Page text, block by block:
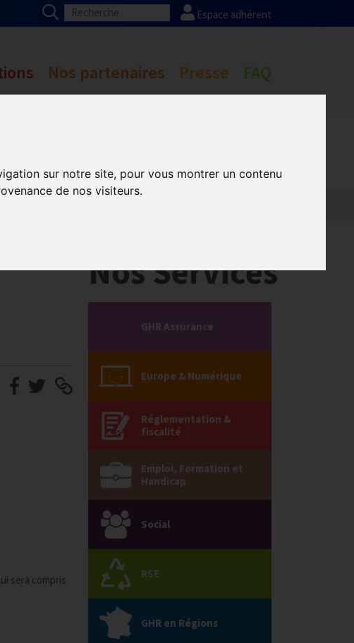
sur notre site, pour vous montrer un contenu
de nos visiteurs.
Espace adhérent
Nos partenaires Presse FAQ
sera compris
Nos Services
GHR Assurance
Europe & Numérique
Réglementation &
fiscalité
Emploi, Formation et
Handicap
Social
RSE
GHR en Régions